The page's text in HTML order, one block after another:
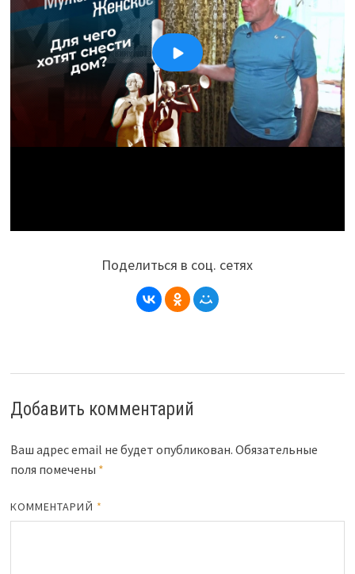
Поделиться в соц. сетях
Добавить комментарий
Ваш адрес email не будет опубликован. Обязательные
поля помечены *
КОММЕНТАРИЙ *